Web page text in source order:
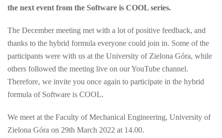
the next event from the Software is COOL series.
The December meeting met with a lot of positive feedback, and
thanks to the hybrid formula everyone could join in. Some of the
participants were with us at the University of Zielona Góra, while
others followed the meeting live on our YouTube channel.
Therefore, we invite you once again to participate in the hybrid
formula of Software is COOL.
We meet at the Faculty of Mechanical Engineering, University of
Zielona Góra on 29th March 2022 at 14.00.